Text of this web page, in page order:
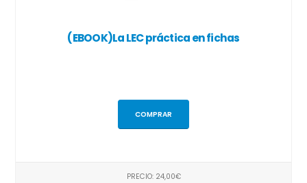
(EBOOK)La LEC práctica en fichas
COMPRAR
PRECIO: 24,00€